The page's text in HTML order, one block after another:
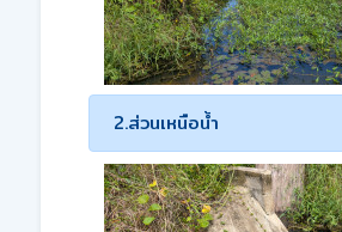
2.ส่วนเหนือน้ำ